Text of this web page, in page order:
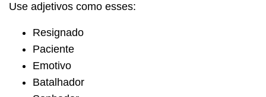
Use adjetivos como esses:
Resignado
Paciente
Emotivo
Batalhador